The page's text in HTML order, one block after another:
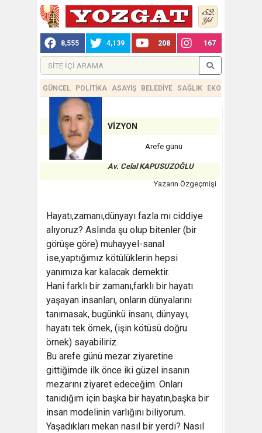
8,555 4,139 208 167
GÜNCEL POLİTİKA ASAYİŞ BELEDİYE SAĞLIK EKONOMİ
VİZYON
Arefe günü
Av. Celal KAPUSUZOĞLU
Yazarın Özgeçmişi
Hayatı,zamanı,dünyayı fazla mı ciddiye
alıyoruz? Aslında şu olup bitenler (bir
görüşe göre) muhayyel-sanal
ise,yaptığımız kötülüklerin hepsi
yanımıza kar kalacak demektir.
Hani farklı bir zamanı,farklı bir hayatı
yaşayan insanları, onların dünyalarını
tanımasak, bugünkü insanı, dünyayı,
hayatı tek örnek, (işin kötüsü doğru
örnek) sayabiliriz.
Bu arefe günü mezar ziyaretine
gittiğimde ilk önce iki güzel insanın
mezarını ziyaret edeceğim. Onları
tanıdığım için başka bir hayatın,başka bir
insan modelinin varlığını biliyorum.
Yaşadıkları mekan nasıl bir yerdi? Nasıl